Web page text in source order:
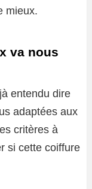
mieux.
va nous
entendu dire
adaptées aux
critères à
si cette coiffure